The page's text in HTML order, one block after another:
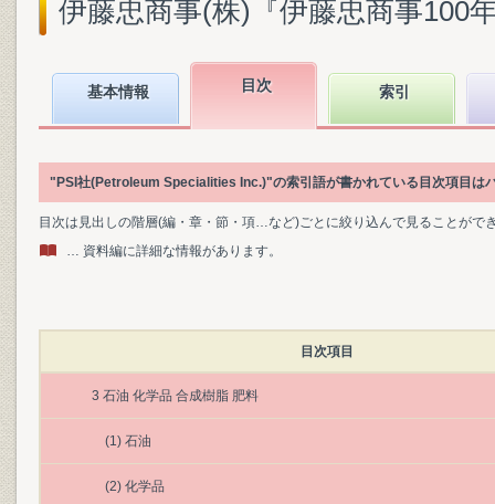
伊藤忠商事(株)『伊藤忠商事100
基本情報 目次 索引
"PSI社(Petroleum Specialities Inc.)"の索引語が書かれている目次項目は
目次は見出しの階層(編・章・節・項…など)ごとに絞り込んで見ることがで
… 資料編に詳細な情報があります。
目次項目
3 石油 化学品 合成樹脂 肥料
(1) 石油
(2) 化学品